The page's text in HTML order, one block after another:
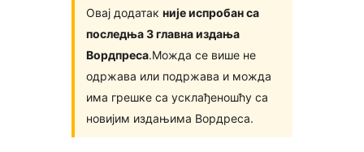
Овај додатак није испробан са
последња 3 главна издања
Вордпреса.Можда се више не
одржава или подржава и можда
има грешке са усклађеношћу са
новијим издањима Вордреса.